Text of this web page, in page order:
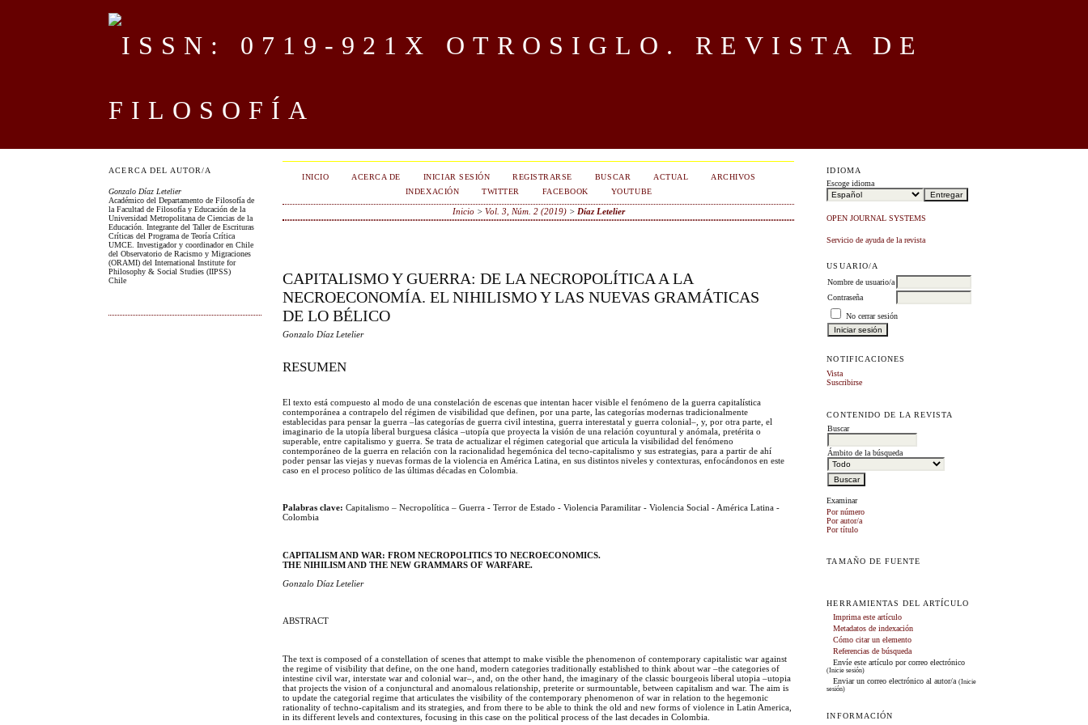
OTROSIGLO. REVISTA DE
FILOSOFÍA
ACERCA DEL AUTOR/A
Gonzalo Díaz Letelier
Académico del Departamento de Filosofía de
la Facultad de Filosofía y Educación de la
Universidad Metropolitana de Ciencias de la
Educación. Integrante del Taller de Escrituras
Críticas del Programa de Teoría Crítica
UMCE. Investigador y coordinador en Chile
del Observatorio de Racismo y Migraciones
(ORAMI) del International Institute for
Philosophy & Social Studies (IIPSS)
Chile
IDIOMA
Escoge idioma
OPEN JOURNAL SYSTEMS
Servicio de ayuda de la revista
USUARIO/A
Nombre de usuario/a
Contraseña
No cerrar sesión
NOTIFICACIONES
Vista
Suscribirse
CONTENIDO DE LA REVISTA
Buscar
Ámbito de la búsqueda
Examinar
Por número
Por autor/a
Por título
TAMAÑO DE FUENTE
HERRAMIENTAS DEL ARTÍCULO
Imprima este artículo
Metadatos de indexación
Cómo citar un elemento
Referencias de búsqueda
Envíe este artículo por correo electrónico
(Inicie sesión)
Enviar un correo electrónico al autor/a(Inicie
sesión)
INFORMACIÓN
INICIO ACERCA DE INICIAR SESIÓN REGISTRARSE BUSCAR ACTUAL
ARCHIVOS
INDEXACIÓN
TWITTER FACEBOOK YOUTUBE
Inicio> Vol. 3, Núm. 2 (2019)> Díaz Letelier
CAPITALISMO Y GUERRA: DE LA NECROPOLÍTICA A LA
NECROECONOMÍA. EL NIHILISMO Y LAS NUEVAS GRAMÁTICAS
DE LO BÉLICO
Gonzalo Díaz Letelier
RESUMEN
El texto está compuesto al modo de una constelación de escenas que intentan hacer visible el fenómeno de la guerra capitalística
contemporánea a contrapelo del régimen de visibilidad que definen, por una parte, las categorías modernas tradicionalmente
establecidas para pensar la guerra –las categorías de guerra civil intestina, guerra interestatal y guerra colonial–, y, por otra parte, el
imaginario de la utopía liberal burguesa clásica –utopía que proyecta la visión de una relación coyuntural y anómala, pretérita o
superable, entre capitalismo y guerra. Se trata de actualizar el régimen categorial que articula la visibilidad del fenómeno
contemporáneo de la guerra en relación con la racionalidad hegemónica del tecno-capitalismo y sus estrategias, para a partir de ahí
poder pensar las viejas y nuevas formas de la violencia en América Latina, en sus distintos niveles y contexturas, enfocándonos en este
caso en el proceso político de las últimas décadas en Colombia.
Palabras clave:Capitalismo – Necropolítica – Guerra - Terror de Estado - Violencia Paramilitar - Violencia Social - América Latina -
Colombia
CAPITALISM AND WAR: FROM NECROPOLITICS TO NECROECONOMICS.
THE NIHILISM AND THE NEW GRAMMARS OF WARFARE.
Gonzalo Díaz Letelier
ABSTRACT
The text is composed of a constellation of scenes that attempt to make visible the phenomenon of contemporary capitalistic war against
the regime of visibility that define, on the one hand, modern categories traditionally established to think about war –the categories of
intestine civil war, interstate war and colonial war–, and, on the other hand, the imaginary of the classic bourgeois liberal utopia –utopia
that projects the vision of a conjunctural and anomalous relationship, preterite or surmountable, between capitalism and war. The aim is
to update the categorial regime that articulates the visibility of the contemporary phenomenon of war in relation to the hegemonic
rationality of techno-capitalism and its strategies, and from there to be able to think the old and new forms of violence in Latin America,
in its different levels and contextures, focusing in this case on the political process of the last decades in Colombia.